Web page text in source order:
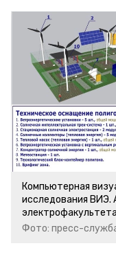
Компьютерная
исследования ВИЭ.
Фото: пресс-